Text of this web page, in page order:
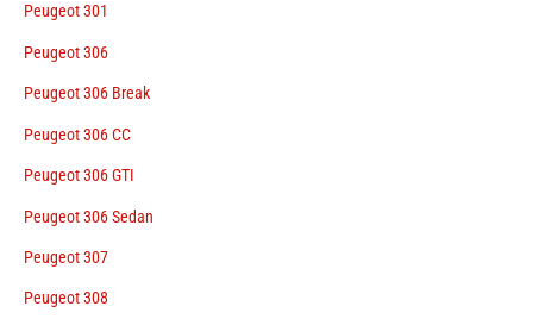
Peugeot 301
Peugeot 306
Peugeot 306 Break
Peugeot 306 CC
Peugeot 306 GTI
Peugeot 306 Sedan
Peugeot 307
Peugeot 308